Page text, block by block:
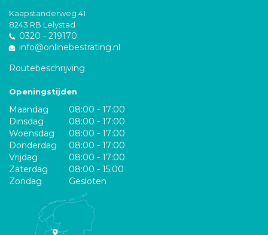
Kaapstanderweg 41
8243 RB Lelystad
0320 - 219170
info@onlinebestrating.nl
Routebeschrijving
Openingstijden
Maandag
08:00 - 17:00
Dinsdag
08:00 - 17:00
Woensdag
08:00 - 17:00
Donderdag
08:00 - 17:00
Vrijdag
08:00 - 17:00
Zaterdag
08:00 - 15:00
Zondag
Gesloten